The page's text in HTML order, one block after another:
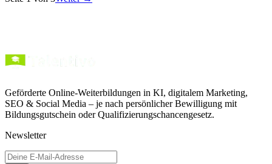
23. Oktober 2025·4Min. Lesezeit
Geförderte Online-Weiterbildungen in KI, digitalem Marketing,
SEO & Social Media – je nach persönlicher Bewilligung mit
Bildungsgutschein oder Qualifizierungschancengesetz.
Newsletter